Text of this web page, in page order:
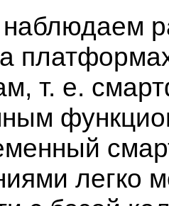
т. е.
легко